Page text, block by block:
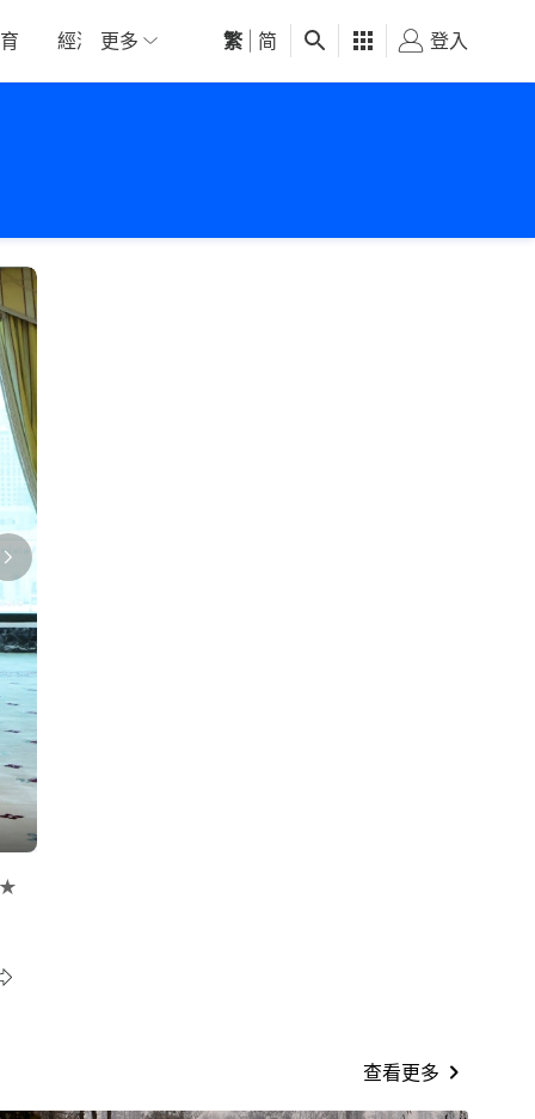
經濟 01深圳 觀點 健康 好食玩飛
更多 繁 简 登入
查看更多